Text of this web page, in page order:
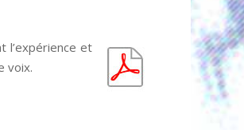
l’expérience et
voix.